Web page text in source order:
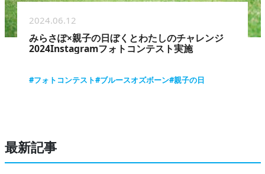
2024.06.12
みらさぽ×親子の日ぼくとわたしのチャレンジ
2024Instagramフォトコンテスト実施
#フォトコンテスト#ブルースオズボーン#親子の日
最新記事